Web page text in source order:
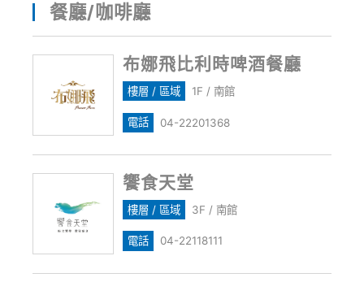
餐廳/咖啡廳
布娜飛比利時啤酒餐廳
樓層 / 區域 1F / 南館
電話 04-22201368
饗食天堂
樓層 / 區域 3F / 南館
電話 04-22118111